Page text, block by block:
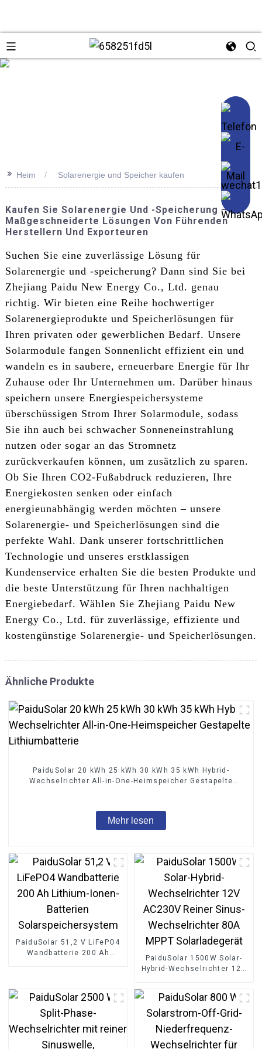
>> Heim Solarenergie und Speicher kaufen
Kaufen Sie Solarenergie Und -speicherung –
Maßgeschneiderte Lösungen Von Führenden
Herstellern Und Exporteuren
Suchen Sie eine zuverlässige Lösung für
Solarenergie und -speicherung? Dann sind Sie bei
Zhejiang Paidu New Energy Co., Ltd. genau
richtig. Wir bieten eine Reihe hochwertiger
Solarenergieprodukte und Speicherlösungen für
Ihren privaten oder gewerblichen Bedarf. Unsere
Solarmodule fangen Sonnenlicht effizient ein und
wandeln es in saubere, erneuerbare Energie für Ihr
Zuhause oder Ihr Unternehmen um. Darüber hinaus
speichern unsere Energiespeichersysteme
überschüssigen Strom Ihrer Solarmodule, sodass
Sie ihn auch bei schwacher Sonneneinstrahlung
nutzen oder sogar an das Stromnetz
zurückverkaufen können, um zusätzlich zu sparen.
Ob Sie Ihren CO2-Fußabdruck reduzieren, Ihre
Energiekosten senken oder einfach
energieunabhängig werden möchten – unsere
Solarenergie- und Speicherlösungen sind die
perfekte Wahl. Dank unserer fortschrittlichen
Technologie und unseres erstklassigen
Kundenservice erhalten Sie die besten Produkte und
die beste Unterstützung für Ihren nachhaltigen
Energiebedarf. Wählen Sie Zhejiang Paidu New
Energy Co., Ltd. für zuverlässige, effiziente und
kostengünstige Solarenergie- und Speicherlösungen.
Ähnliche Produkte
PaiduSolar 20 kWh 25 kWh 30 kWh 35 kWh Hybrid-
Wechselrichter All-in-One-Heimspeicher Gestapelte
Mehr lesen
PaiduSolar 51,2 V LiFePO4
Wandbatterie 200 Ah
PaiduSolar 1500W Solar-
Hybrid-Wechselrichter 12V
Wechselrichter 80A MPPT
Solarladegerät